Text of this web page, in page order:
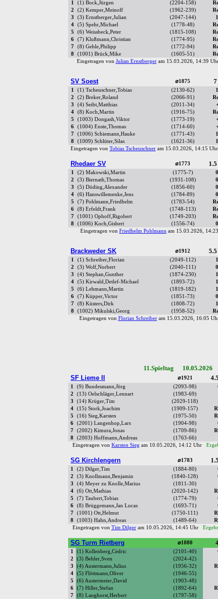
1 (1) Bock,Jürgen (2204-158)
2
(2) Kemper,Meinolf (1962-239)
3
(3) Ernstberger,Julian (2047-144)
4
(5) Spehr,Michael (1778-48)
5
(6) Weissbeck,Peter (1815-108)
6
(7) Klußmann,Christian (1774-95)
7
(8) Gehle,Philipp (1772-94)
8
(1001) Brück,Mike (1605-51)
Eingetragen von Julian Ernstbergeram 15.03.2026, 14:39
SV Soest ⌀1875
1 (1) Tscheuschner,Tobias (2130-62)
2
(2) Breker,Roland (2066-91)
3
(4) Seibt,Matthias (2011-34)
4
(8) Koch,Martin (1916-75)
5
(1003) Dongash,Viktor (1773-19)
6
(1004) Enste,Thomas (1714-60)
7
(1006) Schiemann,Hauke (1771-43)
8
(1009) Schlüter,Silas (1621-36)
Eingetragen von Tobias Tscheuschner am 15.03.2026, 14:15
Rhedaer SV ⌀1773
1 (2) Makowski,Martin (1775-7)
2
(3) Biernath,Thomas (1931-108)
3
(5) Döding,Alexander (1856-60)
4
(6) Hanswillemenke,Jens (1784-89)
5
(7) Pohlmann,Friedhelm (1783-54)
6
(8) Erfeldt,Frank (1748-113)
7
(1001) Ophoff,Rigobert (1749-203)
8
(1006) Koch,Gisbert (1556-74)
Eingetragen von Friedhelm Pohlmann am 15.03.2026,
Brackweder SK ⌀1912
1 (1) Schreiber,Florian (2049-112)
2
(3) Wolf,Norbert (2040-111)
3
(4) Stephan,Gunther (1874-230)
4
(5) Kirwald,Detlef-Michael (1893-72)
5
(6) Lehmann,Martin (1819-182)
6
(7) Küpper,Victor (1851-73)
7
(8) Küsters,Dirk (1808-72)
8
(1002) Mikulski,Georg (1958-52)
Eingetragen von Florian Schreiberam 15.03.2026, 16:05
11.Spieltag
SF Lieme II
⌀1921
1 (9) Bundesmann,Jörg (2093-98)
2
(13) Oelschläger,Lennart (1983-69)
3
(14) Krüger,Tim (2029-118)
4
(15) Stork,Joachim (1909-157)
5
(16) Sieg,Karsten (1975-50)
6
(2001) Langenhop,Lars (1904-98)
7
(2002) Kimura,Jonas (1709-86)
8
(2003) Hoffmann,Andreas (1763-66)
Eingetragen von Karsten Sieg am 10.05.2026, 14:12 Uhr
SG Kirchlengern ⌀1783
1 (2) Dilger,Tim (1884-80)
2
(3) Knollmann,Benjamin (1840-128)
3
(4) Meyer zu Knolle,Marius (1811-30)
4
(6) Ott,Mathias (2020-142)
5
(7) Taubert,Tobias (1774-79)
6
(8) Brüggemann,Jan Lucas (1693-71)
7
(1001) Ott,Helmut (1750-111)
8
(1003) Hahn,Andreas (1489-64)
Eingetragen von Tim Dilgeram 10.05.2026, 14:45 Uhr
SG Turm Rietberg ⌀1880
1 (1) Kollenberg,Cedric (2101-40)
2
(3) Behler,Sven (2024-42)
3
(4) Austermann,Julius (1956-32)
4
(5) Flöttmann,Oliver (1946-55)
5
(6) Austermeier,David (1903-48)
6
(7) Hiller,Stefan (1892-64)
7
(8) Langhorst,Herbert (1797-58)